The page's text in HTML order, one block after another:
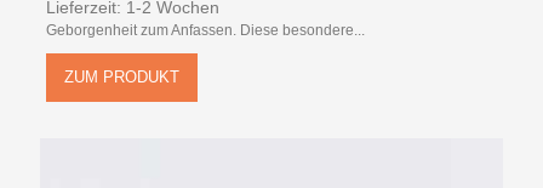
Lieferzeit: 1-2 Wochen
Geborgenheit zum Anfassen. Diese besondere...
ZUM PRODUKT